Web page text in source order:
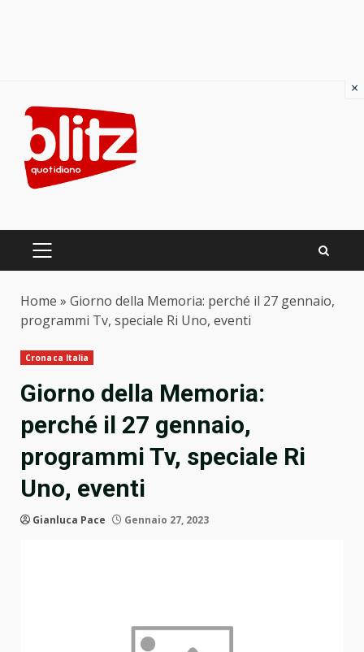
content
PRIMARY
Home » Giorno della Memoria: perché il 27 gennaio,
programmi Tv, speciale Ri Uno, eventi
Cronaca Italia
Giorno della Memoria:
perché il 27 gennaio,
programmi Tv, speciale Ri
Uno, eventi
Gianluca Pace Gennaio 27, 2023
×